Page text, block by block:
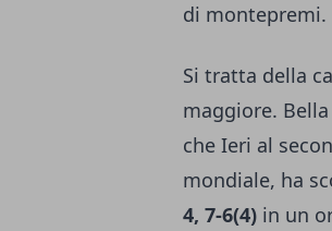
di montepremi.
Si tratta della
maggiore.
che Ieri al
mondiale, ha
4, 7-6(4) in un